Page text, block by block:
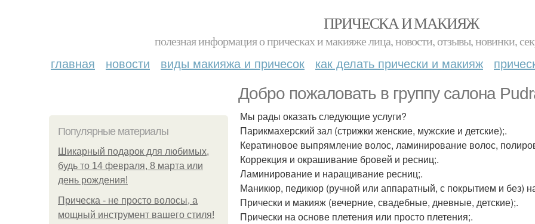
ПРИЧЕСКА И МАКИЯЖ
полезная информация о прическах и макияже лица, новости, отзывы, новинки,
главная новости виды макияжа и причесок как делать прически и макияж
Добро пожаловать в группу салона
Популярные материалы
Шикарный подарок для любимых,
будь то 14 февраля, 8 марта или
день рождения!
Прическа - не просто волосы, а
мощный инструмент вашего стиля!
Мы рады оказать следующие услуги?
Парикмахерский зал (стрижки женские, мужские и детские);.
Кератиновое выпрямление волос, ламинирование волос,
Коррекция и окрашивание бровей и ресниц;.
Ламинирование и наращивание ресниц;.
Маникюр, педикюр (ручной или аппаратный, с покрытием и без)
Прически и макияж (вечерние, свадебные, дневные, детские);.
Прически на основе плетения или просто плетения;.